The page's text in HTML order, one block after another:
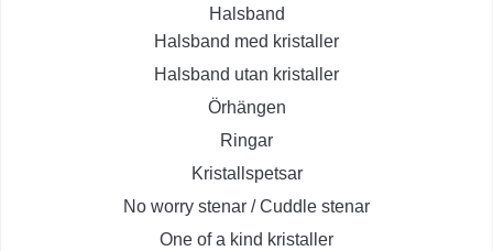
Halsband
Halsband med kristaller
Halsband utan kristaller
Örhängen
Ringar
Kristallspetsar
No worry stenar / Cuddle stenar
One of a kind kristaller